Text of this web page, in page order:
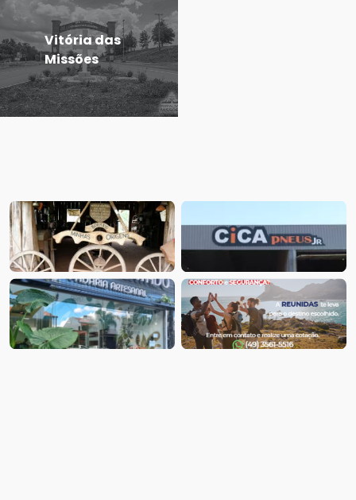
Vitória das
Missões